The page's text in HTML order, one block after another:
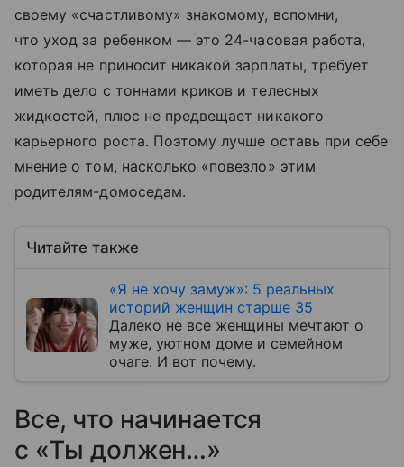
своему «счастливому» знакомому, вспомни,
что уход за ребенком — это 24-часовая работа,
которая не приносит никакой зарплаты, требует
иметь дело с тоннами криков и телесных
жидкостей, плюс не предвещает никакого
карьерного роста. Поэтому лучше оставь при себе
мнение о том, насколько «повезло» этим
родителям-домоседам.
Читайте также
«Я не хочу замуж»: 5 реальных
историй женщин старше 35
Далеко не все женщины мечтают о
муже, уютном доме и семейном
очаге. И вот почему.
Все, что начинается
с «Ты должен…»